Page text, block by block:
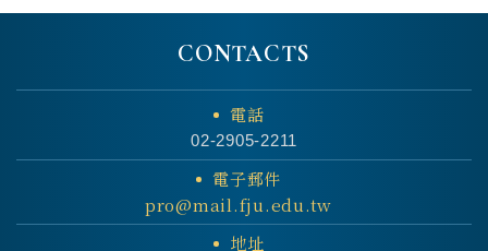
CONTACTS
電話
02-2905-2211
電子郵件
pro@mail.fju.edu.tw
地址